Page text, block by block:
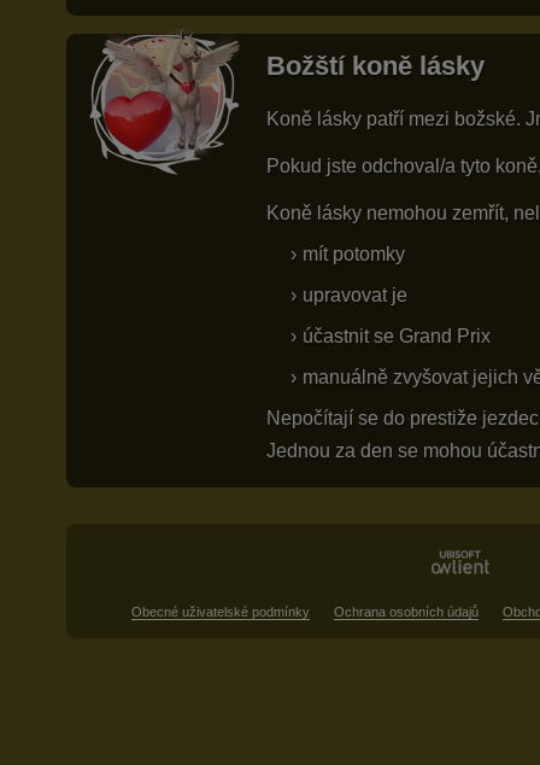
Božští koně lásky
Koně lásky patří mezi božské.
Pokud jste odchoval/a tyto
Koně lásky nemohou zemřít,
mít potomky
upravovat je
účastnit se Grand Prix
manuálně zvyšovat jejich
Nepočítají se do prestiže
Jednou za den se mohou
Obecné uživatelské podmínky Ochrana osobních údajů